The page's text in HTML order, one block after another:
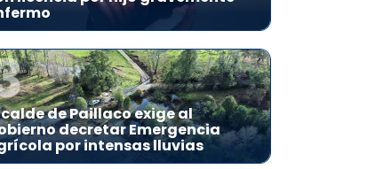
de Paillaco exige al
decretar Emergencia
por intensas lluvias